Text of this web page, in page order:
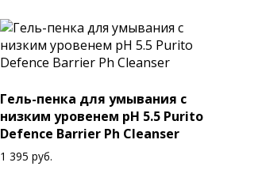
Гель-пенка для умывания c
низким уровенем pН 5.5 Purito
Defence Barrier Ph Cleanser
1 395 руб.